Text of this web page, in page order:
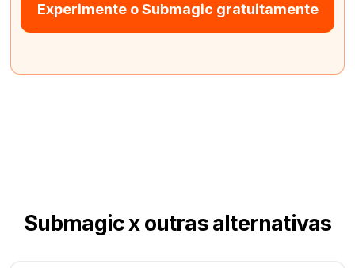
Experimente o Submagic gratuitamente
Submagic x outras alternativas